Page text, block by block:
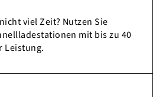
viel Zeit? Nutzen Sie
mit bis zu 40
Leistung.